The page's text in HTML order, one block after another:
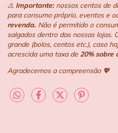
⚠️ Importante:nossos centos de
para consumo próprio, eventos e
revenda. Não é permitido o
salgados dentro das nossas lojas.
grande (bolos, centos etc.), caso
acrescida uma taxa de 20% sobre
Agradecemos a compreensão 💖